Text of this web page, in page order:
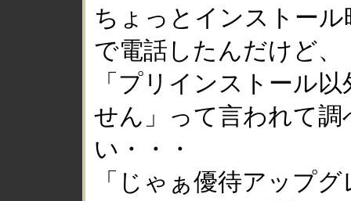
ちょっとインストー
で電話したんだけど、
「プリインストール
せん」って言われて
い・・・
「じゃぁ優待アップ